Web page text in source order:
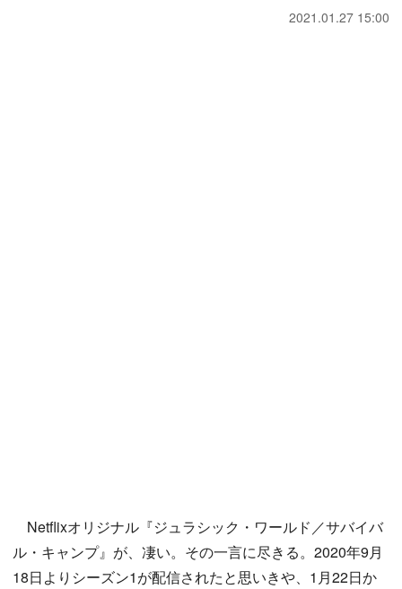
2021.01.27 15:00
Netflixオリジナル『ジュラシック・ワールド／サバイバ
ル・キャンプ』が、凄い。その一言に尽きる。2020年9月
18日よりシーズン1が配信されたと思いきや、1月22日か